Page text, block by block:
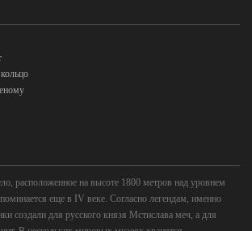
расположенное на высоте 1800 метров над уровнем
еще в IV веке. Согласно легендам, именно
создали для русского князя Мстислава меч, а для